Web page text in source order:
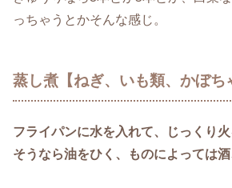
っちゃうとかそんな感じ。
蒸し煮【ねぎ、いも類、かぼち
フライパンに水を入れて、じっくり
そうなら油をひく、ものによっては酒